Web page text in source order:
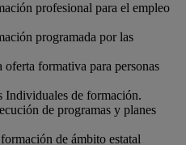
profesional para el empleo
programada por las
formativa para personas
Individuales de formación.
de programas y planes
de ámbito estatal